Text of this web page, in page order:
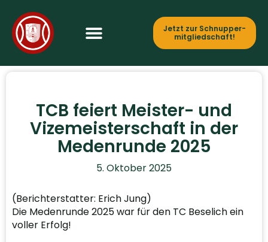
Jetzt zur Schnupper­
mitgliedschaft!
TCB feiert Meister- und
Vizemeisterschaft in der
Medenrunde 2025
5. Oktober 2025
(Berichterstatter: Erich Jung)
Die Medenrunde 2025 war für den TC Beselich ein
voller Erfolg!